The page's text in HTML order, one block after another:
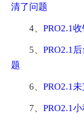
清了问题
4、 PRO2.1
5、 PRO2.1
题
6、 PRO2.1
7、 PRO2.1